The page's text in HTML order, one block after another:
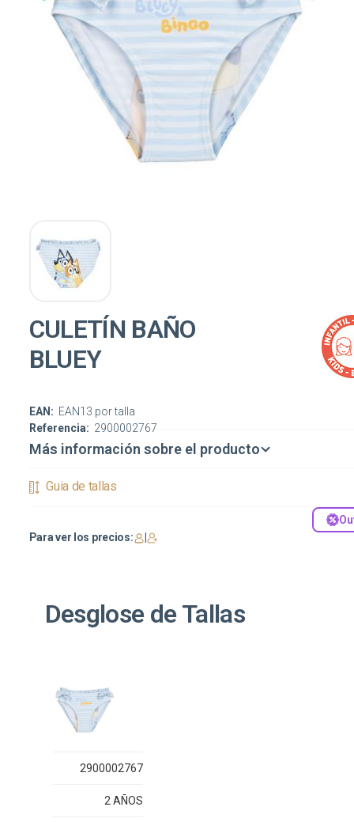
CULETÍN BAÑO
BLUEY
Referencia: 2900002767
EAN: EAN13 por talla
Más información sobre el producto
Guia de tallas
Para ver los precios:
Desglose de Tallas
2900002767
2 AÑOS